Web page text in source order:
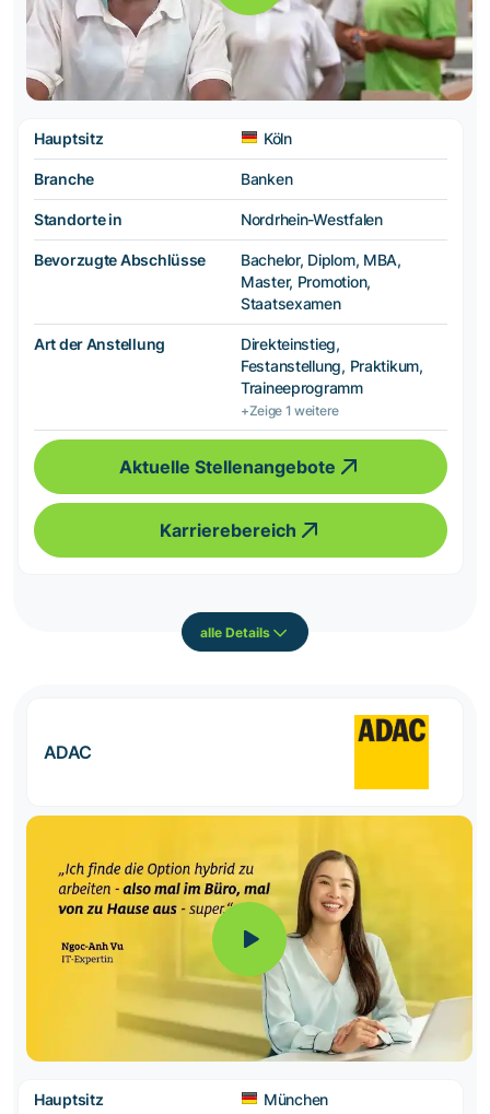
Hauptsitz Köln
Branche Banken
Standorte in Nordrhein-Westfalen
Bevorzugte Abschlüsse
Bachelor, Diplom, MBA,
Master, Promotion,
Staatsexamen
Art der Anstellung
Direkteinstieg,
Festanstellung, Praktikum,
Traineeprogramm
+Zeige 1 weitere
Aktuelle Stellenangebote
Karrierebereich
alle Details
ADAC
Hauptsitz München